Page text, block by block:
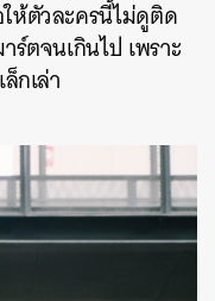
ห้ตัวละครนี้ไม่ดูติด
ตจนเกินไป เพราะ
กเล่า